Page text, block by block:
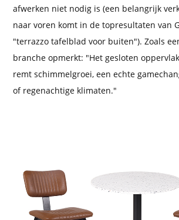
afwerken niet nodig is (een belangrijk
naar voren komt in de topresultaten van
"terrazzo tafelblad voor buiten"). Zoals
branche opmerkt: "Het gesloten
remt schimmelgroei, een echte
of regenachtige klimaten."